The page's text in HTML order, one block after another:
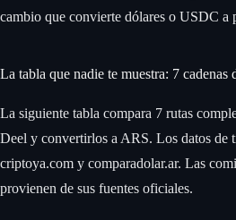
cambio que convierte dólares o USDC a
La tabla que nadie te muestra: 7 cadenas
La siguiente tabla compara 7 rutas
Deel y convertirlos a ARS. Los datos de
criptoya.com y comparadolar.ar. Las
provienen de sus fuentes oficiales.